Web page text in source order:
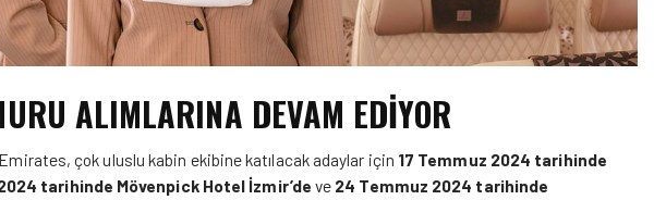
ALIMLARINA DEVAM EDIYOR
çok uluslu kabin ekibine katılacak adaylar için 17 Temmuz 2024 tarihinde
tarihinde Mövenpick Hotel İzmir’de ve 24 Temmuz 2024 tarihinde